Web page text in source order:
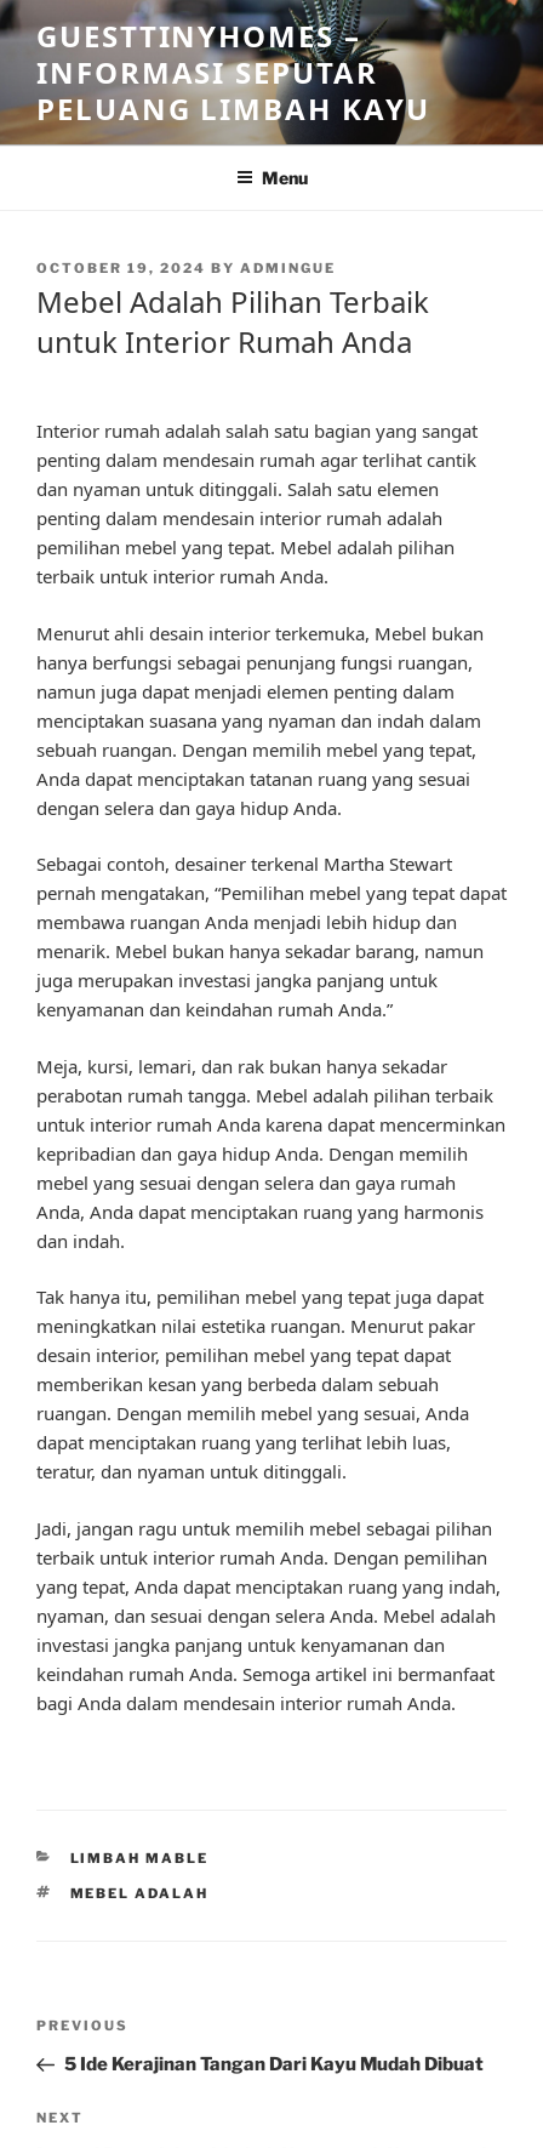
Skip
to
content
GUESTTINYHOMES –
INFORMASI SEPUTAR
PELUANG LIMBAH KAYU
Menu
POSTED
OCTOBER 19, 2024 BY ADMINGUE
Mebel Adalah Pilihan Terbaik
untuk Interior Rumah Anda
Interior rumah adalah salah satu bagian yang sangat
penting dalam mendesain rumah agar terlihat cantik
dan nyaman untuk ditinggali. Salah satu elemen
penting dalam mendesain interior rumah adalah
pemilihan mebel yang tepat. Mebel adalah pilihan
terbaik untuk interior rumah Anda.
Menurut ahli desain interior terkemuka, Mebel bukan
hanya berfungsi sebagai penunjang fungsi ruangan,
namun juga dapat menjadi elemen penting dalam
menciptakan suasana yang nyaman dan indah dalam
sebuah ruangan. Dengan memilih mebel yang tepat,
Anda dapat menciptakan tatanan ruang yang sesuai
dengan selera dan gaya hidup Anda.
Sebagai contoh, desainer terkenal Martha Stewart
pernah mengatakan, “Pemilihan mebel yang tepat dapat
membawa ruangan Anda menjadi lebih hidup dan
menarik. Mebel bukan hanya sekadar barang, namun
juga merupakan investasi jangka panjang untuk
kenyamanan dan keindahan rumah Anda.”
Meja, kursi, lemari, dan rak bukan hanya sekadar
perabotan rumah tangga. Mebel adalah pilihan terbaik
untuk interior rumah Anda karena dapat mencerminkan
kepribadian dan gaya hidup Anda. Dengan memilih
mebel yang sesuai dengan selera dan gaya rumah
Anda, Anda dapat menciptakan ruang yang harmonis
dan indah.
Tak hanya itu, pemilihan mebel yang tepat juga dapat
meningkatkan nilai estetika ruangan. Menurut pakar
desain interior, pemilihan mebel yang tepat dapat
memberikan kesan yang berbeda dalam sebuah
ruangan. Dengan memilih mebel yang sesuai, Anda
dapat menciptakan ruang yang terlihat lebih luas,
teratur, dan nyaman untuk ditinggali.
Jadi, jangan ragu untuk memilih mebel sebagai pilihan
terbaik untuk interior rumah Anda. Dengan pemilihan
yang tepat, Anda dapat menciptakan ruang yang indah,
nyaman, dan sesuai dengan selera Anda. Mebel adalah
investasi jangka panjang untuk kenyamanan dan
keindahan rumah Anda. Semoga artikel ini bermanfaat
bagi Anda dalam mendesain interior rumah Anda.
CATEGORIES
LIMBAH MABLE
TAGS
MEBEL ADALAH
Previous
Post
PREVIOUS
5 Ide Kerajinan Tangan Dari Kayu Mudah Dibuat
Next
NEXT